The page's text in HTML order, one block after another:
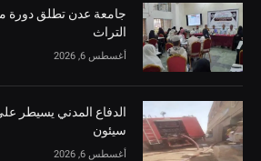
جامعة عدن تطلق
التراث
أغسطس 6, 2026
الدفاع المدني يسيطر
سيئون
أغسطس 6, 2026